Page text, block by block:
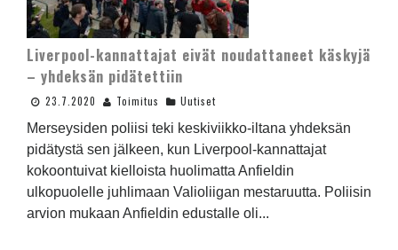
Liverpool-kannattajat eivät noudattaneet käskyjä
– yhdeksän pidätettiin
23.7.2020 Toimitus Uutiset
Merseysiden poliisi teki keskiviikko-iltana yhdeksän
pidätystä sen jälkeen, kun Liverpool-kannattajat
kokoontuivat kielloista huolimatta Anfieldin
ulkopuolelle juhlimaan Valioliigan mestaruutta. Poliisin
arvion mukaan Anfieldin edustalle oli...